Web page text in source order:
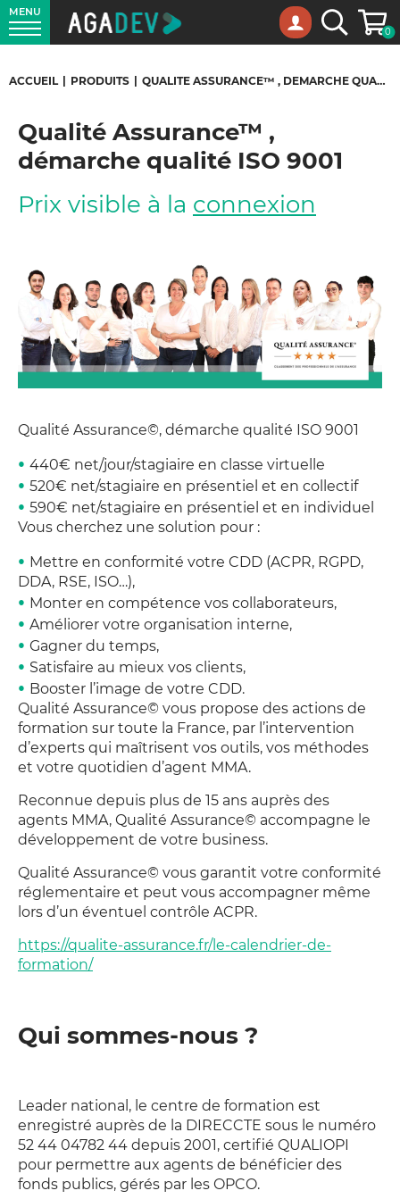
MENU
Recherche0
ACCUEIL PRODUITS QUALITÉ ASSURANCE™ , DÉMARCHE QUALITÉ ISO 9001
Qualité Assurance™ ,
démarche qualité ISO 9001
Prix visible à la connexion
Qualité Assurance©, démarche qualité ISO 9001
440€ net/jour/stagiaire en classe virtuelle
520€ net/stagiaire en présentiel et en collectif
590€ net/stagiaire en présentiel et en individuel
Vous cherchez une solution pour :
Mettre en conformité votre CDD (ACPR, RGPD,
DDA, RSE, ISO…),
Monter en compétence vos collaborateurs,
Améliorer votre organisation interne,
Gagner du temps,
Satisfaire au mieux vos clients,
Booster l’image de votre CDD.
Qualité Assurance© vous propose des actions de
formation sur toute la France, par l’intervention
d’experts qui maîtrisent vos outils, vos méthodes
et votre quotidien d’agent MMA.
Reconnue depuis plus de 15 ans auprès des
agents MMA, Qualité Assurance© accompagne le
développement de votre business.
Qualité Assurance© vous garantit votre conformité
réglementaire et peut vous accompagner même
lors d’un éventuel contrôle ACPR.
https://qualite-assurance.fr/le-calendrier-de-
formation/
Qui sommes-nous ?
Leader national, le centre de formation est
enregistré auprès de la DIRECCTE sous le numéro
52 44 04782 44 depuis 2001, certifié QUALIOPI
pour permettre aux agents de bénéficier des
fonds publics, gérés par les OPCO.